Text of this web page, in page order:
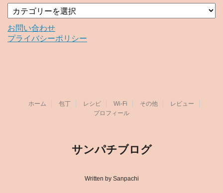
テ
ゴ
リ
お問い合わせ
プライバシーポリシー
ホーム 包丁 レシピ Wi-Fi その他
レビュー
プロフィール
サンパチブログ
Written by Sanpachi